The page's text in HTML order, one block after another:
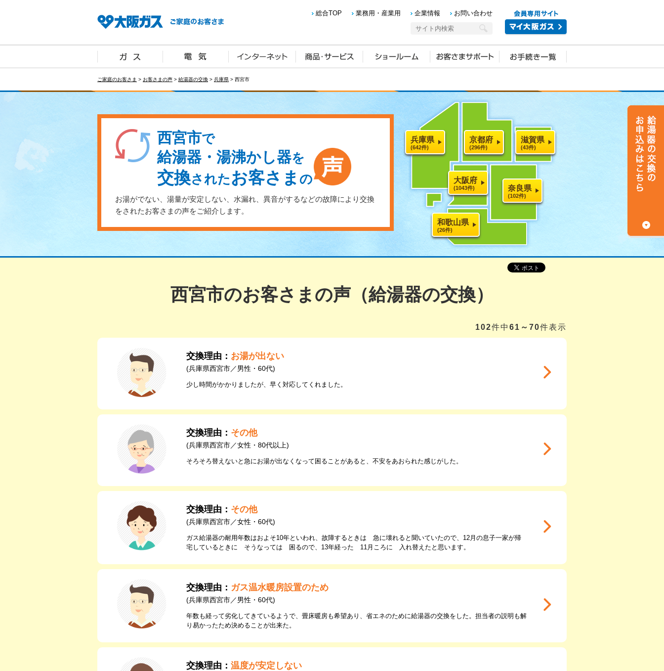
総合TOP 業務用・産業用 企業情報 お問い合わせ
ご家庭のお客さま > お客さまの声 > 給湯器の交換 > 兵庫県 > 西宮市
西宮市で
給湯器・湯沸かし器を
交換されたお客さま の
お湯がでない、湯量が安定しない、水漏れ、異音がするなどの故障により交換
をされたお客さまの声をご紹介します。
兵庫県
(642件)
京都府
(296件)
滋賀県
(43件)
大阪府
(1043件) 奈良県
(102件)
和歌山県
(26件)
西宮市のお客さまの声（給湯器の交換）
102件中 61～70件表示
交換理由： お湯が出ない
(兵庫県西宮市／男性・60代)
少し時間がかかりましたが、早く対応してくれました。
交換理由： その他
(兵庫県西宮市／女性・80代以上)
そろそろ替えないと急にお湯が出なくなって困ることがあると、不安をあおられた感じがした。
交換理由： その他
(兵庫県西宮市／女性・60代)
ガス給湯器の耐用年数はおよそ10年といわれ、故障するときは 急に壊れると聞いていたので、12月の息子一家が帰
宅しているときに そうなっては 困るので、13年経った 11月ころに 入れ替えたと思います。
交換理由： ガス温水暖房設置のため
(兵庫県西宮市／男性・60代)
年数も経って劣化してきているようで、畳床暖房も希望あり、省エネのために給湯器の交換をした。担当者の説明も解
り易かったため決めることが出来た。
交換理由： 温度が安定しない